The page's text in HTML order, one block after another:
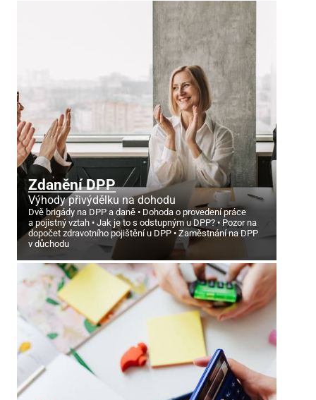
Zdanění DPP
Výhody přivýdělku na dohodu
Dvě brigády na DPP a daně
Dohoda o provedení práce
a pojistný vztah
Jak je to s odstupným u DPP?
Pozor na
dopočet zdravotního pojištění u DPP
Zaměstnání na DPP
v důchodu